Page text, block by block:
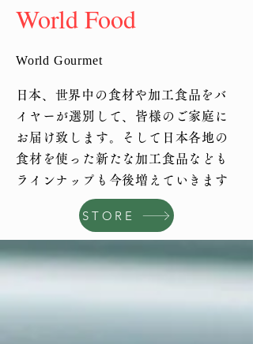
World Food
​World Gourmet
​日本、世界中の食材や加工食品をバ
イヤーが選別して、皆様のご家庭に
お届け致します。そして日本各地の
食材を使った新たな加工食品なども
ラインナップも今後増えていきます
STORE